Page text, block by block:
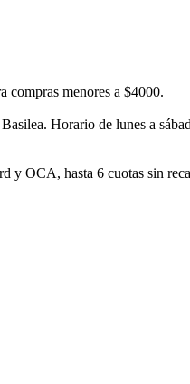
compras menores a $4000.
Horario de lunes a
y OCA, hasta 6 cuotas sin